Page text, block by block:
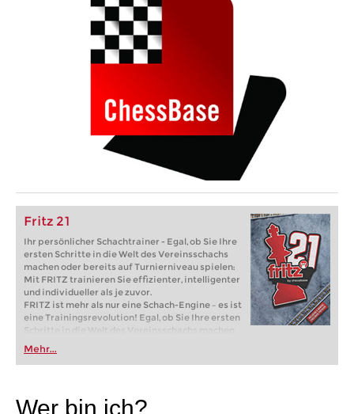
Fritz 21
Ihr persönlicher Schachtrainer - Egal, ob Sie Ihre
ersten Schritte in die Welt des Vereinsschachs
machen oder bereits auf Turnierniveau spielen:
Mit FRITZ trainieren Sie effizienter, intelligenter
und individueller als je zuvor.
FRITZ ist mehr als nur eine Schach-Engine – es ist
eine Trainingsrevolution! Egal, ob Sie Ihre ersten
Schritte in die Welt des Vereinsschachs machen
oder bereits auf Turnierniveau spielen: Mit
FRITZ trainieren Sie effizienter, intelligenter und
individueller als je zuvor.
Mehr...
Wer bin ich?